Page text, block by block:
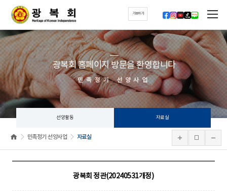
기부하기
광복회 홈페이지 방문을 환영합니다
민족정기 선양사업
선양활동 자료실
민족정기 선양사업 자료실
광복회 정관(20240531개정)